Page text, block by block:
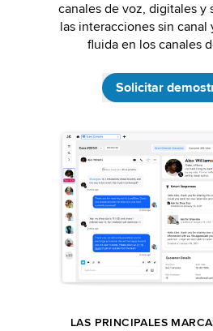
canales de voz, digitales y
las interacciones sin canal
fluida en los canales
Solicitar
LAS PRINCIPALES